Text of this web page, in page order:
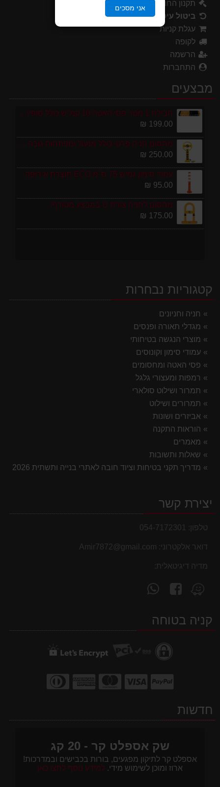
אני מסכים
תקנון החנות
ביטול עיסקה
עגלת קניות
לקופה
הרשמה
התחברות
מבצעים
חבילת 1 מטר פסי האטה 10 קמ''ש כולל סופיות מפלסטיק
199.00 ₪
מחסום חניה פרטי כולל מנעול ומפתחות גובה 70 ס"מ
250.00 ₪
עמוד סימון גמיש 75 ס''מ ECO תוצרת אירופה
95.00 ₪
מחסום לחניה צורת U במבצע מטורף!
175.00 ₪
קטגוריות נבחרות
חניה וחניונים
מגדלי תאורה ופנסים
מוצרי הנגשה בטיחותי
עמודי סימון וקונוסים
פסי האטה ומחסומים
רמפות ומעצורי גלגל
תמרור ושילוט סולארי
תמרורים ושילוט
אביזרים ושונות
הוראות התקנה
מאמרים
שאלות ותשובות
מדריך תקני בטיחות וציוד חובה לאתרי בנייה ותשתית 2026
יצירת קשר
טלפון: 054-7172301
דואר אלקטרוני: Amir7872@gmail.com
מדיה דיגיטאלית:
מצא
אותנו
Waze
עקוב
אחרינו
facebookקניה בטוחה
חדשות
שק אספלט קר - 20 קג
אספלט קר לתיקון מפגעים, בורות בכבישים ובמדרכות!
ארוז ומוכן לשימוש מידי. למידע נוסף לחצו כאן